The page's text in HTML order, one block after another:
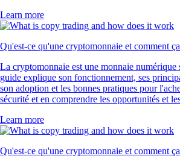
Learn more
Qu'est-ce qu'une cryptomonnaie et comment
La cryptomonnaie est une monnaie numérique
guide explique son fonctionnement, ses
son adoption et les bonnes pratiques pour
sécurité et en comprendre les opportunités et
Learn more
Qu'est-ce qu'une cryptomonnaie et comment